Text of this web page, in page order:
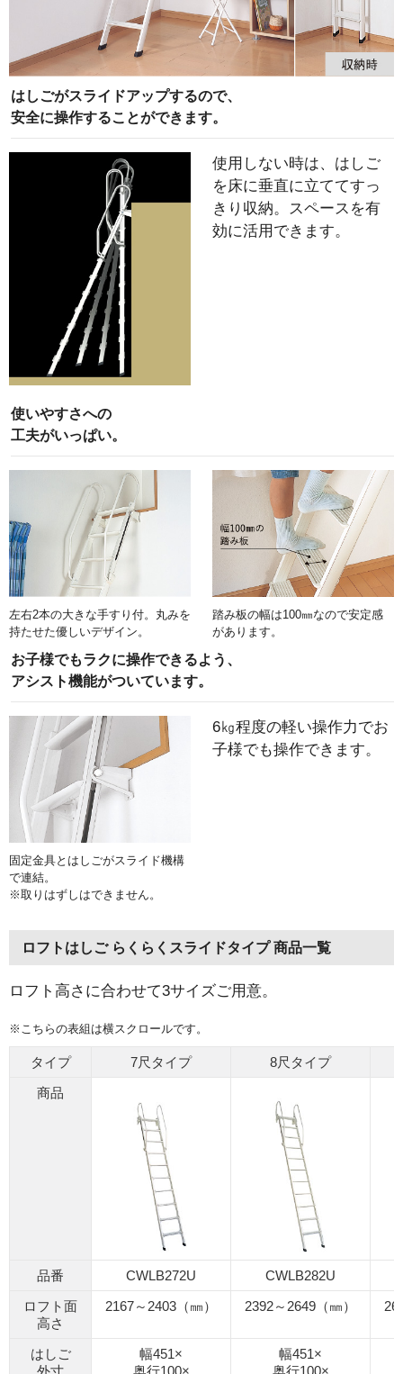
はしごがスライドアップするので、
安全に操作することができます。
使用しない時は、はしご
を床に垂直に立ててすっ
きり収納。スペースを有
効に活用できます。
使いやすさへの
工夫がいっぱい。
左右2本の大きな手すり付。丸みを
持たせた優しいデザイン。
踏み板の幅は100㎜なので安定感
があります。
お子様でもラクに操作できるよう、
アシスト機能がついています。
固定金具とはしごがスライド機構
で連結。
※取りはずしはできません。
6㎏程度の軽い操作力でお
子様でも操作できます。
ロフトはしご らくらくスライドタイプ 商品一覧
ロフト高さに合わせて3サイズご用意。
※こちらの表組は横スクロールです。
タイプ 7尺タイプ
8尺タイプ
商品
品番 CWLB272U
CWLB282U
ロフト面
高さ
2167～2403（㎜） 2392～2649（㎜）
はしご
幅451×
幅451×